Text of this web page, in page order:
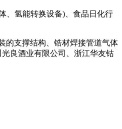
、氢能转换设备)、食品日化行
支撑结构、锆材焊接管道气体
良酒业有限公司、浙江华友钴